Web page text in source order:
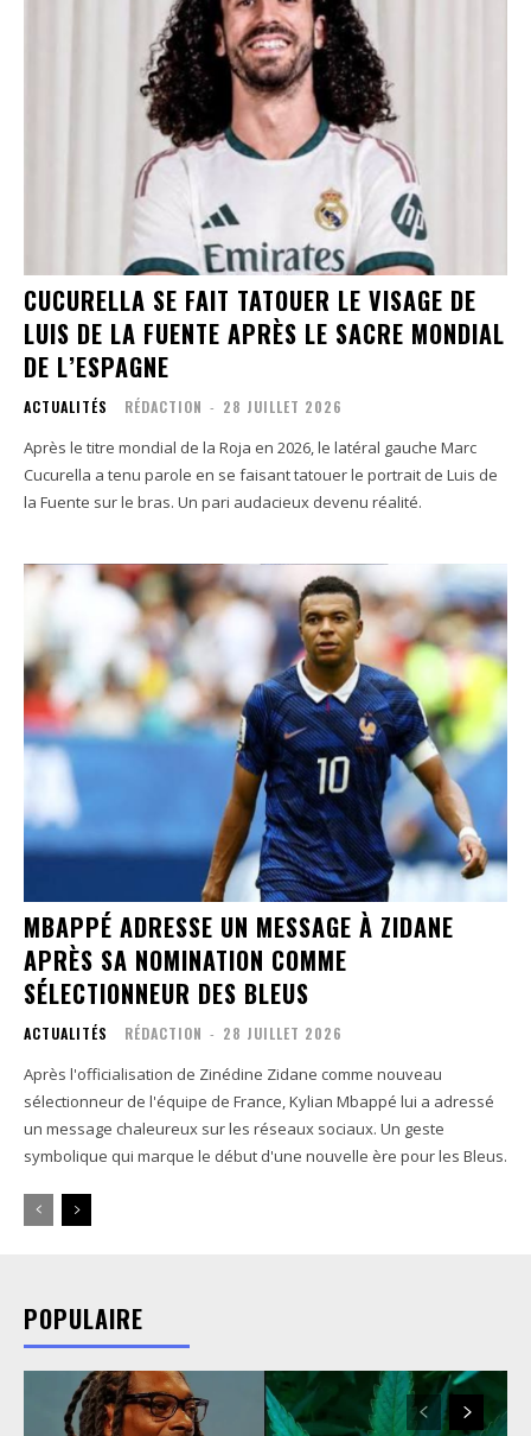
CUCURELLA SE FAIT TATOUER LE VISAGE DE
LUIS DE LA FUENTE APRÈS LE SACRE MONDIAL
DE L’ESPAGNE
ACTUALITÉS RÉDACTION - 28 JUILLET 2026
Après le titre mondial de la Roja en 2026, le latéral gauche Marc
Cucurella a tenu parole en se faisant tatouer le portrait de Luis de
la Fuente sur le bras. Un pari audacieux devenu réalité.
MBAPPÉ ADRESSE UN MESSAGE À ZIDANE
APRÈS SA NOMINATION COMME
SÉLECTIONNEUR DES BLEUS
ACTUALITÉS RÉDACTION - 28 JUILLET 2026
Après l'officialisation de Zinédine Zidane comme nouveau
sélectionneur de l'équipe de France, Kylian Mbappé lui a adressé
un message chaleureux sur les réseaux sociaux. Un geste
symbolique qui marque le début d'une nouvelle ère pour les Bleus.
POPULAIRE